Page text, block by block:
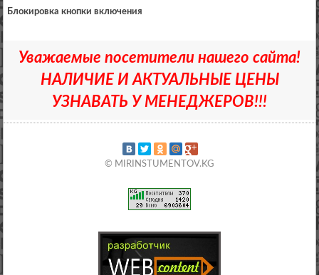
Блокировка кнопки включения
Уважаемые посетители нашего сайта!
НАЛИЧИЕ И АКТУАЛЬНЫЕ ЦЕНЫ
УЗНАВАТЬ У МЕНЕДЖЕРОВ!!!
© MIRINSTUMENTOV.KG